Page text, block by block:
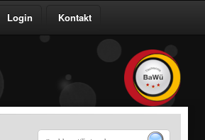
Login Kontakt